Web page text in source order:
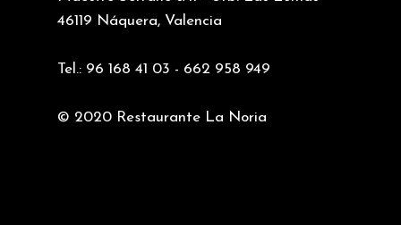
46119 Náquera, Valencia
Tel.: 96 168 41 03 - 662 958 949
© 2020 Restaurante La Noria